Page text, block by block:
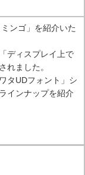
ンゴ」を紹介いた
ディスプレイ上で
れました。
タUDフォント」シ
インナップを紹介